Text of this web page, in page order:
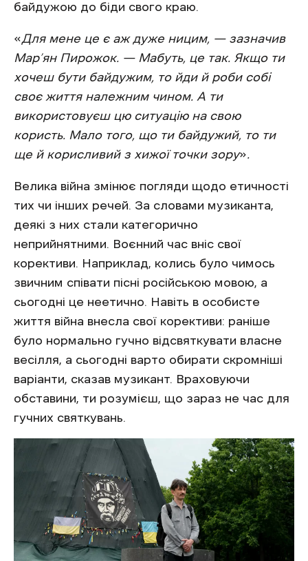
байдужою до біди свого краю.
«Для мене це є аж дуже ницим, — зазначив
Мар’ян Пирожок. — Мабуть, це так. Якщо ти
хочеш бути байдужим, то йди й роби собі
своє життя належним чином. А ти
використовуєш цю ситуацію на свою
користь. Мало того, що ти байдужий, то ти
ще й корисливий з хижої точки зору».
Велика війна змінює погляди щодо етичності
тих чи інших речей. За словами музиканта,
деякі з них стали категорично
неприйнятними. Воєнний час вніс свої
корективи. Наприклад, колись було чимось
звичним співати пісні російською мовою, а
сьогодні це неетично. Навіть в особисте
життя війна внесла свої корективи: раніше
було нормально гучно відсвяткувати власне
весілля, а сьогодні варто обирати скромніші
варіанти, сказав музикант. Враховуючи
обставини, ти розумієш, що зараз не час для
гучних святкувань.